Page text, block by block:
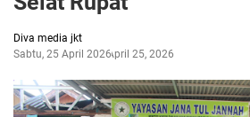
Diva media jkt
Sabtu, 25 April 2026April 25, 2026